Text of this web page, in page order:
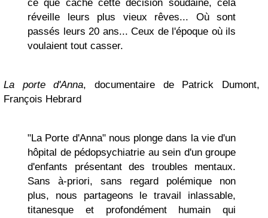
ce que cache cette décision soudaine, cela
réveille leurs plus vieux rêves... Où sont
passés leurs 20 ans... Ceux de l'époque où ils
voulaient tout casser.
La porte d'Anna, documentaire de Patrick Dumont,
François Hebrard
"La Porte d'Anna" nous plonge dans la vie d'un
hôpital de pédopsychiatrie au sein d'un groupe
d'enfants présentant des troubles mentaux.
Sans à-priori, sans regard polémique non
plus, nous partageons le travail inlassable,
titanesque et profondément humain qui